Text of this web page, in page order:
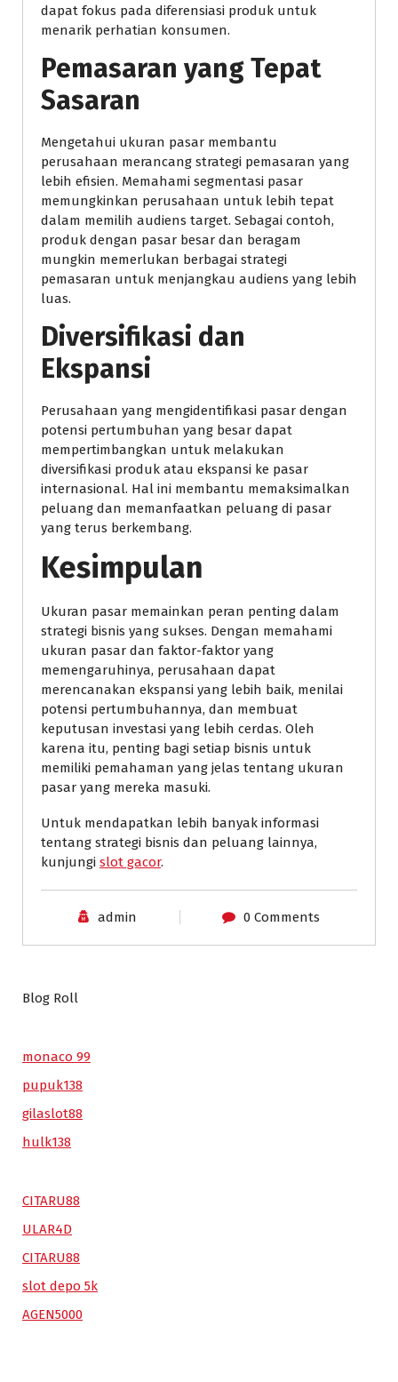
dapat fokus pada diferensiasi produk untuk
menarik perhatian konsumen.
Pemasaran yang Tepat
Sasaran
Mengetahui ukuran pasar membantu
perusahaan merancang strategi pemasaran yang
lebih efisien. Memahami segmentasi pasar
memungkinkan perusahaan untuk lebih tepat
dalam memilih audiens target. Sebagai contoh,
produk dengan pasar besar dan beragam
mungkin memerlukan berbagai strategi
pemasaran untuk menjangkau audiens yang lebih
luas.
Diversifikasi dan
Ekspansi
Perusahaan yang mengidentifikasi pasar dengan
potensi pertumbuhan yang besar dapat
mempertimbangkan untuk melakukan
diversifikasi produk atau ekspansi ke pasar
internasional. Hal ini membantu memaksimalkan
peluang dan memanfaatkan peluang di pasar
yang terus berkembang.
Kesimpulan
Ukuran pasar memainkan peran penting dalam
strategi bisnis yang sukses. Dengan memahami
ukuran pasar dan faktor-faktor yang
memengaruhinya, perusahaan dapat
merencanakan ekspansi yang lebih baik, menilai
potensi pertumbuhannya, dan membuat
keputusan investasi yang lebih cerdas. Oleh
karena itu, penting bagi setiap bisnis untuk
memiliki pemahaman yang jelas tentang ukuran
pasar yang mereka masuki.
Untuk mendapatkan lebih banyak informasi
tentang strategi bisnis dan peluang lainnya,
kunjungi slot gacor.
admin 0 Comments
Blog Roll
monaco 99
pupuk138
gilaslot88
hulk138
CITARU88
ULAR4D
CITARU88
slot depo 5k
AGEN5000